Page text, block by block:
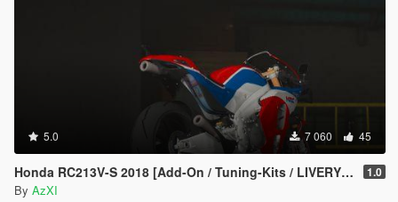
5.0 7 060 45
Honda RC213V-S 2018 [Add-On / Tuning-Kits / LIVERY / Template / Unlock ] 1.0
By AzXI